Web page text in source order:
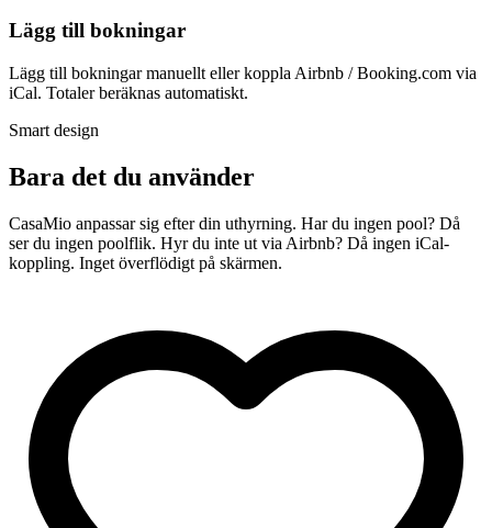
Lägg till bokningar
Lägg till bokningar manuellt eller koppla Airbnb / Booking.com via
iCal. Totaler beräknas automatiskt.
Smart design
Bara det du använder
CasaMio anpassar sig efter din uthyrning. Har du ingen pool? Då
ser du ingen poolflik. Hyr du inte ut via Airbnb? Då ingen iCal-
koppling. Inget överflödigt på skärmen.